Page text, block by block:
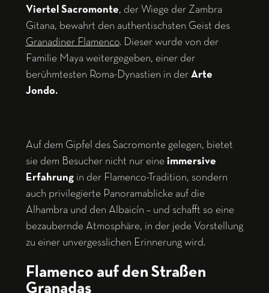
Viertel Sacromonte, der Wiege der Zambra
Gitana, bewahrt den authentischsten Geist des
Granadiner Flamenco. Dieser wurde von der
Familie Maya weitergegeben, einer der
berühmtesten Roma-Dynastien in der Arte
Jondo.
Auf dem Gipfel des Sacromonte gelegen, bietet
sie dem Besucher nicht nur eineimmersive
Erfahrung in der Flamenco-Tradition, sondern
auch privilegierte Panoramablicke auf die
Alhambra und den Albaicín – und schafft so eine
bezaubernde Atmosphäre, in der jede Vorstellung
zu einer unvergesslichen Erinnerung wird.
Flamenco auf den Straßen
Granadas